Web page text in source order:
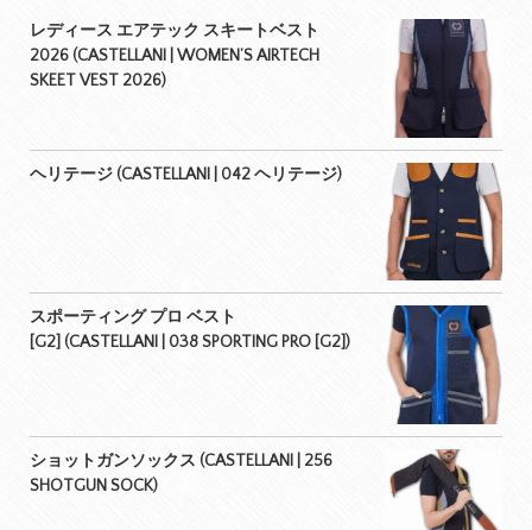
レディース エアテック スキートベスト
2026 (CASTELLANI | WOMEN’S AIRTECH
SKEET VEST 2026)
ヘリテージ (CASTELLANI | 042 ヘリテージ)
スポーティング プロ ベスト
[G2] (CASTELLANI | 038 SPORTING PRO [G2])
ショットガンソックス (CASTELLANI | 256
SHOTGUN SOCK)